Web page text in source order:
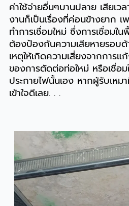
ค่าใช้จ่ายอื่นๆบานปลาย เสียเว
งานก็เป็นเรื่องที่ค่อนข้างยาก
ทำการเชื่อมใหม่ ซึ่งการเชื่อมใ
ต้องป้องกันความเสียหายรอบด้
เหตุให้เกิดความเสี่ยงจากการแ
ของการตัดต่อท่อใหม่ หรือเชื่อม
ประกายไฟนั้นเอง หากผู้รับเห
เข้าใจดีเลย. . .